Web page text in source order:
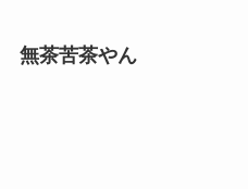
無茶苦茶やん